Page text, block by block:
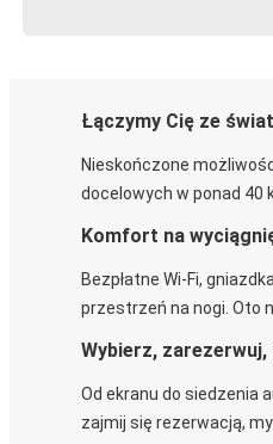
Łączymy Cię ze
Nieskończone
docelowych w ponad 40
Komfort na
Bezpłatne Wi-Fi,
przestrzeń na nogi. Oto
Wybierz,
Od ekranu do siedzenia
zajmij się rezerwacją,